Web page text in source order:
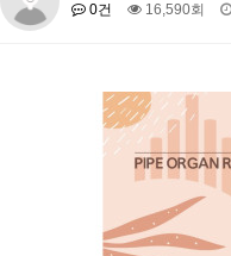
0건
16,590회